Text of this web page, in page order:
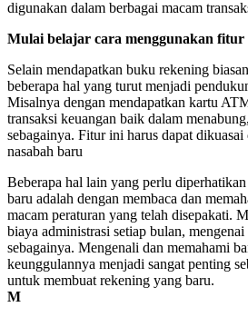
digunakan dalam berbagai macam
Mulai belajar cara menggunakan fitur
Selain mendapatkan buku rekening
beberapa hal yang turut menjadi
Misalnya dengan mendapatkan kartu
transaksi keuangan baik dalam
sebagainya. Fitur ini harus dapat
nasabah baru
Beberapa hal lain yang perlu
baru adalah dengan membaca dan
macam peraturan yang telah disepakati.
biaya administrasi setiap bulan,
sebagainya. Mengenali dan memahami
keunggulannya menjadi sangat penting
untuk membuat rekening yang baru.
M